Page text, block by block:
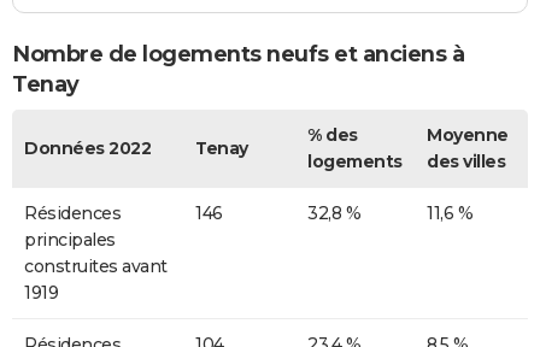
Nombre de logements neufs et anciens à
Tenay
Données 2022 Tenay
% des
logements
Moyenne
des villes
Résidences
principales
construites avant
1919
146 32,8 % 11,6 %